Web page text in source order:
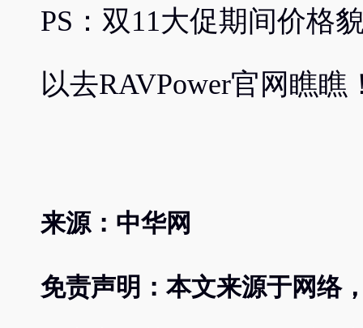
PS： 双11大促期间价格
以去RAVPower官网瞧瞧
来源：中华网
免责声明：本文来源于网络